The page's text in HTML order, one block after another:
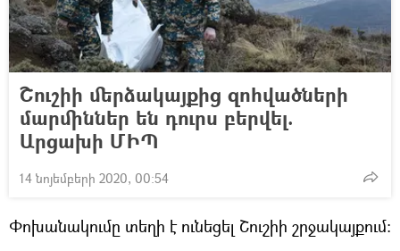
Շուշիի մերձակայքից զոհվածների
մարմիններ են դուրս բերվել.
Արցախի ՄԻՊ
14 նոյեմբերի 2020, 00:54
Փոխանակումը տեղի է ունեցել Շուշիի շրջակայքում։